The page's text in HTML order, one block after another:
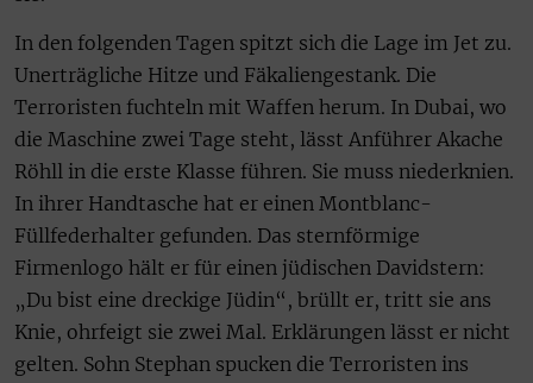
In den folgenden Tagen spitzt sich die Lage im Jet zu.
Unerträgliche Hitze und Fäkaliengestank. Die
Terroristen fuchteln mit Waffen herum. In Dubai, wo
die Maschine zwei Tage steht, lässt Anführer Akache
Röhll in die erste Klasse führen. Sie muss niederknien.
In ihrer Handtasche hat er einen Montblanc-
Füllfederhalter gefunden. Das sternförmige
Firmenlogo hält er für einen jüdischen Davidstern:
„Du bist eine dreckige Jüdin“, brüllt er, tritt sie ans
Knie, ohrfeigt sie zwei Mal. Erklärungen lässt er nicht
gelten. Sohn Stephan spucken die Terroristen ins